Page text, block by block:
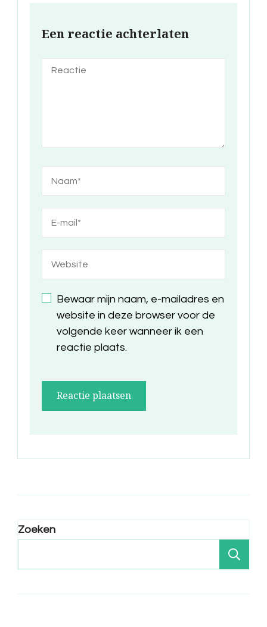
Een reactie achterlaten
Bewaar mijn naam, e-mailadres en
website in deze browser voor de
volgende keer wanneer ik een
reactie plaats.
Zoeken